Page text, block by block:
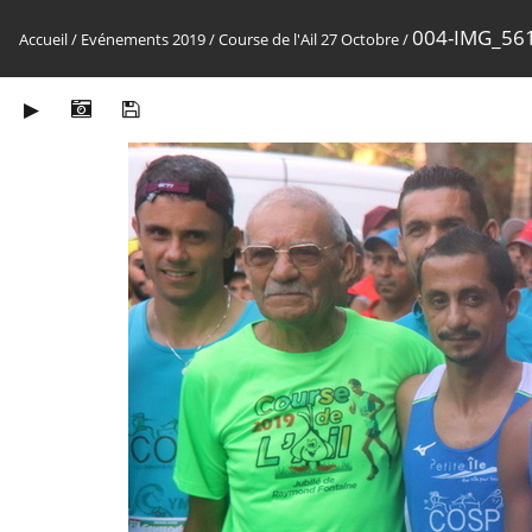
Accueil/ Evénements 2019/Course de l'Ail 27 Octobre/004-